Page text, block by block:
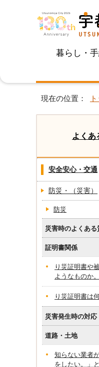
暮らし・
現在の位置：
よくあ
安全安心・交通
防災・（災害）
防災
災害時のよくある
証明書関係
り災証明書や
ようなものか。
り災証明書は
災害発生時の対応
道路・土地
知らない業者
をしたい。」